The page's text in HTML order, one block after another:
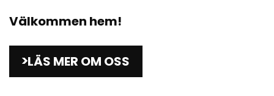
Välkommen hem!
LÄS MER OM OSS